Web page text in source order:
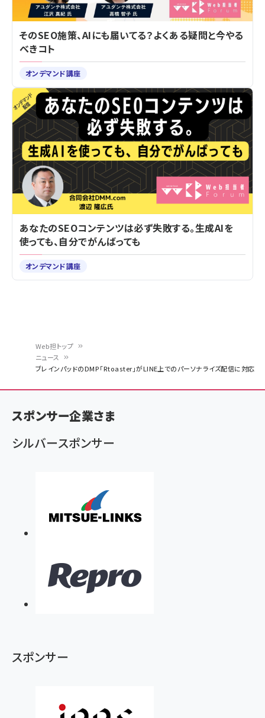
ン
く
ず
Web担トップ
ニュース
ブレインパッドのDMP「Rtoaster」がLINE上でのパーソナライズ配信に対応
そのSEO施策、AIにも届いてる？よくある疑問と今やる
べきコト
オンデマンド講座
あなたのSEOコンテンツは必ず失敗する。生成AIを
使っても、自分でがんばっても
オンデマンド講座
スポンサー企業さま
シルバースポンサー
スポンサー